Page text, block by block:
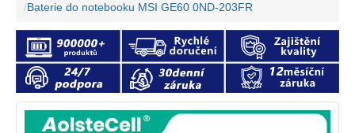
Baterie do notebooku MSI GE60 0ND-203FR